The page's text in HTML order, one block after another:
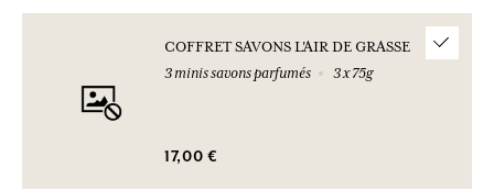
COFFRET SAVONS L'AIR DE GRASSE
3 minis savons parfumés
3 x 75g
17,00 €